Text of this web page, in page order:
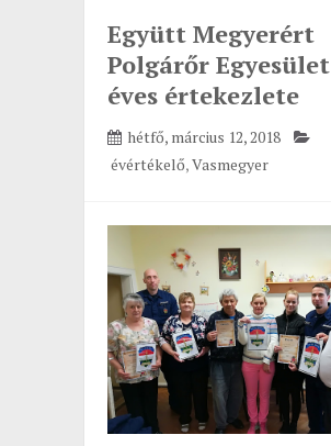
Együtt Megyerért
Polgárőr Egyesület
éves értekezlete
hétfő, március 12, 2018
évértékelő,Vasmegyer